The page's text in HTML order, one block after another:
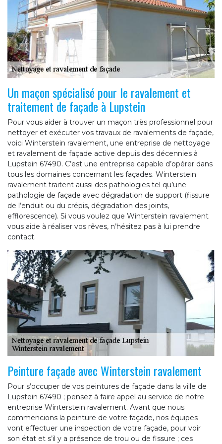
Un maçon spécialisé pour le ravalement et
traitement de façade à Lupstein
Pour vous aider à trouver un maçon très professionnel pour
nettoyer et exécuter vos travaux de ravalements de façade,
voici Winterstein ravalement, une entreprise de nettoyage
et ravalement de façade active depuis des décennies à
Lupstein 67490. C’est une entreprise capable d’opérer dans
tous les domaines concernant les façades. Winterstein
ravalement traitent aussi des pathologies tel qu’une
pathologie de façade avec dégradation de support (fissure
de l’enduit ou du crépis, dégradation des joints,
efflorescence). Si vous voulez que Winterstein ravalement
vous aide à réaliser vos rêves, n’hésitez pas à lui prendre
contact.
Peinture façade avec Winterstein ravalement
Pour s’occuper de vos peintures de façade dans la ville de
Lupstein 67490 ; pensez à faire appel au service de notre
entreprise Winterstein ravalement. Avant que nous
commencions la peinture de votre façade, nos équipes
vont effectuer une inspection de votre façade, pour voir
son état et s’il y a présence de trou ou de fissure ; ces